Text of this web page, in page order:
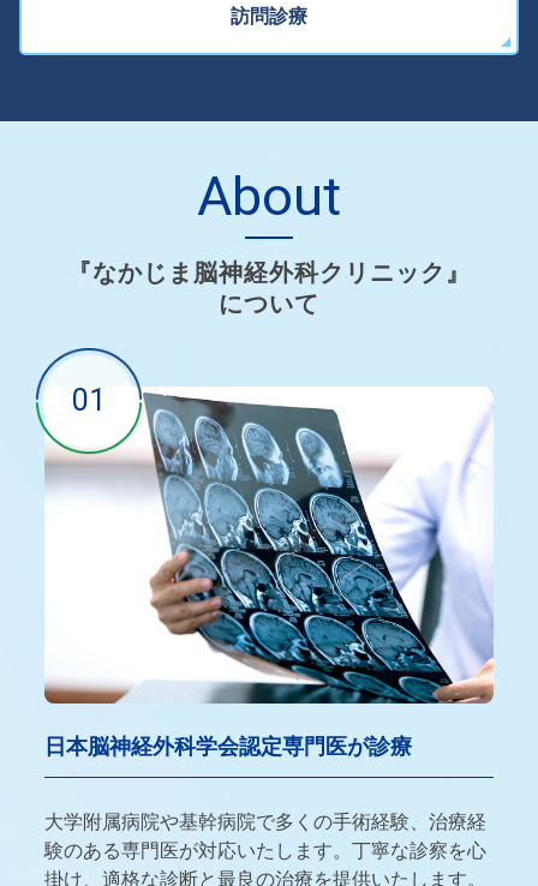
訪問診療
About
『なかじま脳神経外科クリニック』
について
01
日本脳神経外科学会認定専門医が診療
大学附属病院や基幹病院で多くの手術経験、治療経
験のある専門医が対応いたします。丁寧な診察を心
掛け、適格な診断と最良の治療を提供いたします。